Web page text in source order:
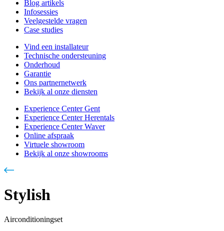
Blog artikels
Infosessies
Veelgestelde vragen
Case studies
Vind een installateur
Technische ondersteuning
Onderhoud
Garantie
Ons partnernetwerk
Bekijk al onze diensten
Experience Center Gent
Experience Center Herentals
Experience Center Waver
Online afspraak
Virtuele showroom
Bekijk al onze showrooms
Stylish
Airconditioningset